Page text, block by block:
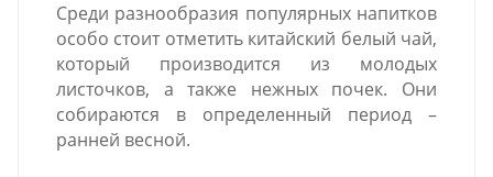
Среди разнообразия популярных напитков
особо стоит отметить китайский белый чай,
который производится из молодых
листочков, а также нежных почек. Они
собираются в определенный период –
ранней весной.